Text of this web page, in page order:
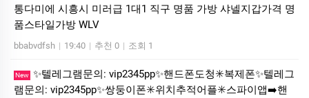
통다미에 시흥시 미러급 1대1 직구 명품 가방 샤넬지갑가격 명
품스타일가방 WLV
bbabvdfsh | 19:40 | 추천 0 | 조회 1
New ✨텔레그램문의: vip2345pp✨핸드폰도청✳️복제폰✨텔레그
램문의: vip2345pp✨쌍둥이폰✳️위치추적어플✳️스파이앱➡️핸